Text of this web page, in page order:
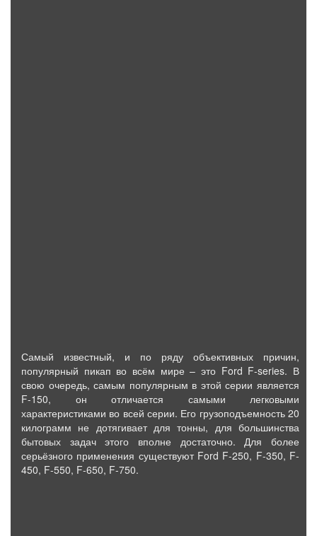
Самый известный, и по ряду объективных причин,
популярный пикап во всём мире – это Ford F-series. В
свою очередь, самым популярным в этой серии является
F-150, он отличается самыми легковыми
характеристиками во всей серии. Его грузоподъемность 20
килограмм не дотягивает для тонны, для большинства
бытовых задач этого вполне достаточно. Для более
серьёзного применения существуют Ford F-250, F-350, F-
450, F-550, F-650, F-750.